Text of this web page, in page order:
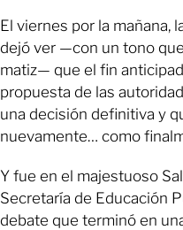
El viernes por la mañana,
dejó ver —con un tono
matiz— que el fin
propuesta de las
una decisión definitiva y
nuevamente… como
Y fue en el majestuoso
Secretaría de Educación
debate que terminó en